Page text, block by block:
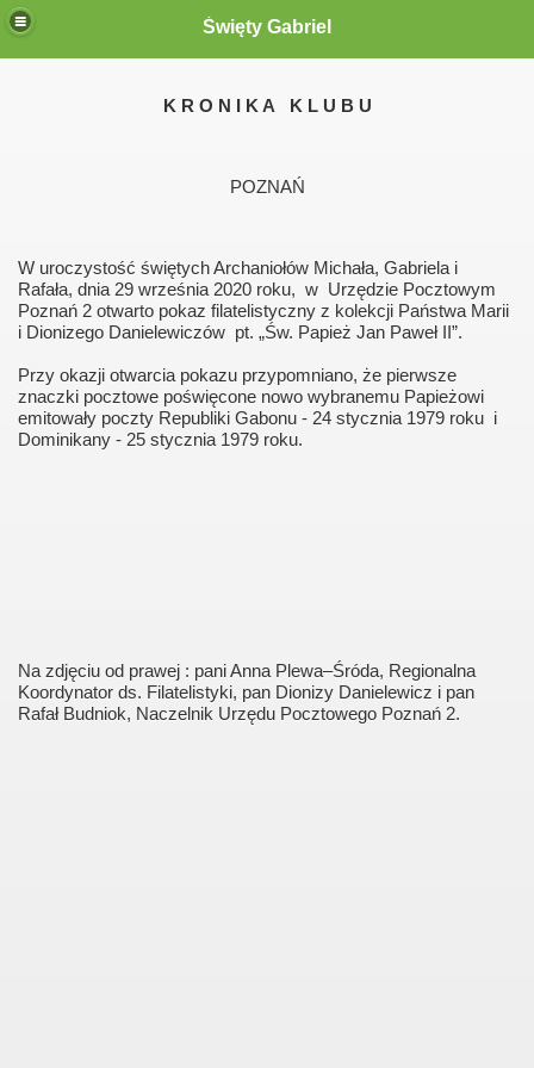
Święty Gabriel
K R O N I K A K L U B U
POZNAŃ
W uroczystość świętych Archaniołów Michała, Gabriela i
Rafała, dnia 29 września 2020 roku, w Urzędzie Pocztowym
Poznań 2 otwarto pokaz filatelistyczny z kolekcji Państwa Marii
i Dionizego Danielewiczów pt. „Św. Papież Jan Paweł II”.
Przy okazji otwarcia pokazu przypomniano, że pierwsze
znaczki pocztowe poświęcone nowo wybranemu Papieżowi
emitowały poczty Republiki Gabonu - 24 stycznia 1979 roku i
Dominikany - 25 stycznia 1979 roku.
Na zdjęciu od prawej : pani Anna Plewa–Śróda, Regionalna
Koordynator ds. Filatelistyki, pan Dionizy Danielewicz i pan
Rafał Budniok, Naczelnik Urzędu Pocztowego Poznań 2.